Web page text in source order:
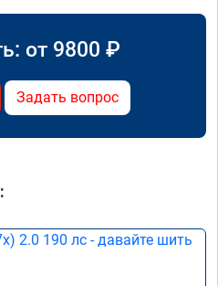
от 9800 ₽
Задать вопрос